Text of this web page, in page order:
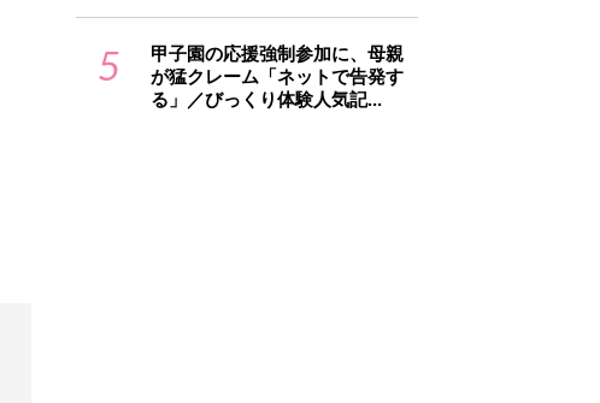
5
甲子園の応援強制参加に、母親
が猛クレーム「ネットで告発す
る」／びっくり体験人気記...